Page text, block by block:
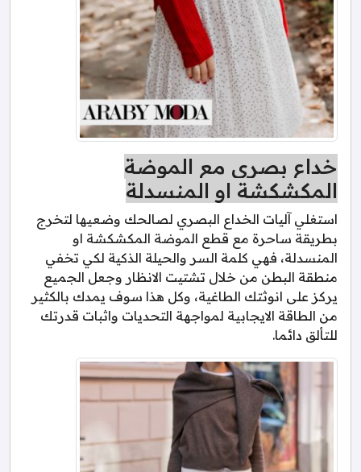
خداع بصري مع الموضة
المكشكشة او المنسدلة
استغلي آليات الخداع البصري لصالحك وضعيها لتخرج
بطريقة ساحرة مع قطع الموضة المكشكشة او
المنسدلة، فهي كلمة السر والحيلة الذكية لكي تخفي
منطقة البطن من خلال تشتيت الانظار وجعل الجميع
يركز على انوثتك الطاغية، وكل هذا سوف يمدك بالكثير
من الطاقة الايجابية لمواجهة التحديات واثبات قدرتك
للتألق دائما.